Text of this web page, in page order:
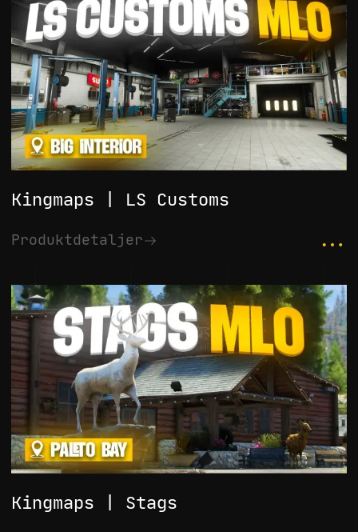
Kingmaps | LS Customs
Produktdetaljer ...
Kingmaps | Stags